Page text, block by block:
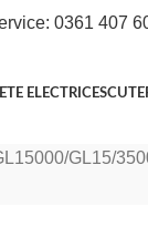
0361 407
ELECTRICE
GL15/